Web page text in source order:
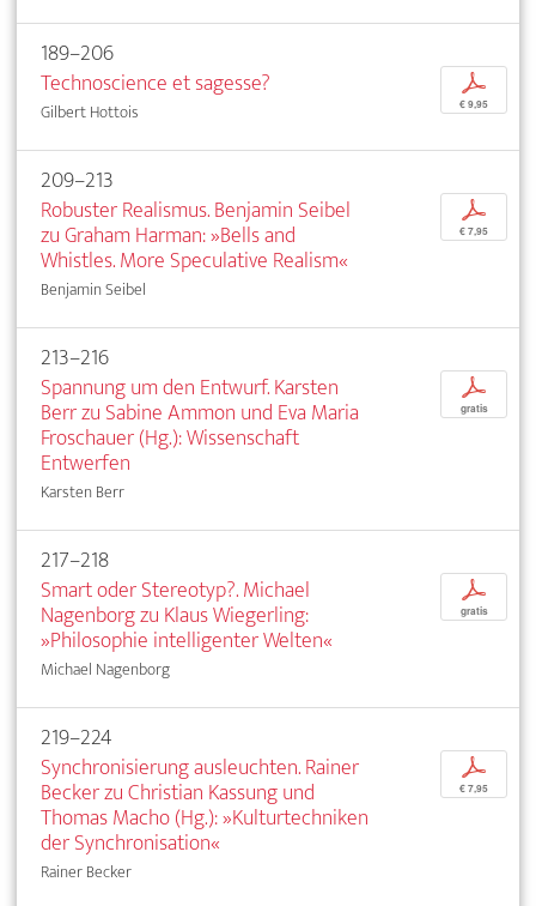
189–206
Technoscience et sagesse?
Gilbert Hottois
p
€ 9,95
209–213
Robuster Realismus. Benjamin Seibel
zu Graham Harman: »Bells and
Whistles. More Speculative Realism«
Benjamin Seibel
p
€ 7,95
213–216
Spannung um den Entwurf. Karsten
Berr zu Sabine Ammon und Eva Maria
Froschauer (Hg.): Wissenschaft
Entwerfen
Karsten Berr
p
gratis
217–218
Smart oder Stereotyp?. Michael
Nagenborg zu Klaus Wiegerling:
»Philosophie intelligenter Welten«
Michael Nagenborg
p
gratis
219–224
Synchronisierung ausleuchten. Rainer
Becker zu Christian Kassung und
Thomas Macho (Hg.): »Kulturtechniken
der Synchronisation«
Rainer Becker
p
€ 7,95